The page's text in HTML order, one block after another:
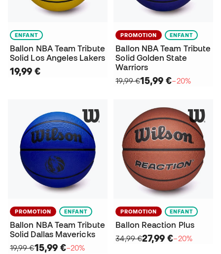
ENFANT
Ballon NBA Team Tribute
Solid Los Angeles Lakers
19,99 €
PROMOTION ENFANT
Ballon NBA Team Tribute
Solid Golden State
Warriors
19,99 €15,99 €−20%
PROMOTION ENFANT
Ballon NBA Team Tribute
Solid Dallas Mavericks
19,99 €15,99 €−20%
PROMOTION ENFANT
Ballon Reaction Plus
34,99 €27,99 €−20%